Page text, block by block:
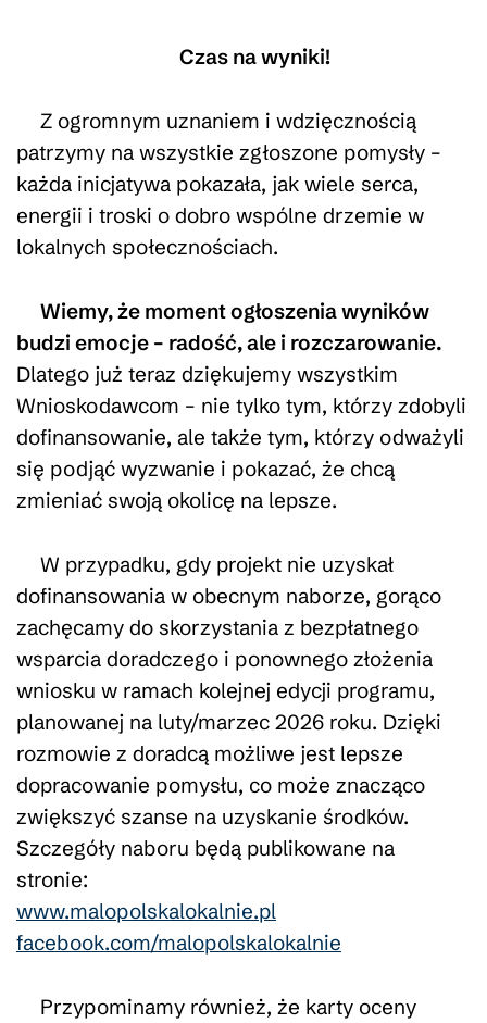
Czas na wyniki!
Z ogromnym uznaniem i wdzięcznością
patrzymy na wszystkie zgłoszone pomysły –
każda inicjatywa pokazała, jak wiele serca,
energii i troski o dobro wspólne drzemie w
lokalnych społecznościach.
Wiemy, że moment ogłoszenia wyników
budzi emocje – radość, ale i rozczarowanie.
Dlatego już teraz dziękujemy wszystkim
Wnioskodawcom – nie tylko tym, którzy zdobyli
dofinansowanie, ale także tym, którzy odważyli
się podjąć wyzwanie i pokazać, że chcą
zmieniać swoją okolicę na lepsze.
W przypadku, gdy projekt nie uzyskał
dofinansowania w obecnym naborze, gorąco
zachęcamy do skorzystania z bezpłatnego
wsparcia doradczego i ponownego złożenia
wniosku w ramach kolejnej edycji programu,
planowanej na luty/marzec 2026 roku. Dzięki
rozmowie z doradcą możliwe jest lepsze
dopracowanie pomysłu, co może znacząco
zwiększyć szanse na uzyskanie środków.
Szczegóły naboru będą publikowane na
stronie:
www.malopolskalokalnie.pl
facebook.com/malopolskalokalnie
Przypominamy również, że karty oceny